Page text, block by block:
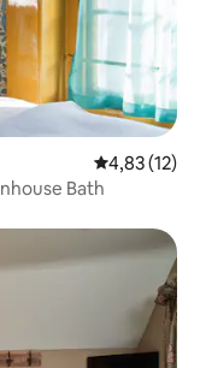
4,83 de uma
4,83 (12)
Bath